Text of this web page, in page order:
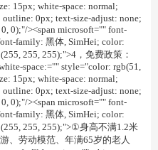
15px; white-space: normal;
0px; text-size-adjust: none;
0);"/><span microsoft="" font-
family: 黑体, SimHei; color:
255, 255);">4，免费政策：
space:="" style="color: rgb(51,
15px; white-space: normal;
0px; text-size-adjust: none;
0);"/><span microsoft="" font-
family: 黑体, SimHei; color:
255, 255);">①身高不满1.2米
、劳动模范、年满65岁的老人